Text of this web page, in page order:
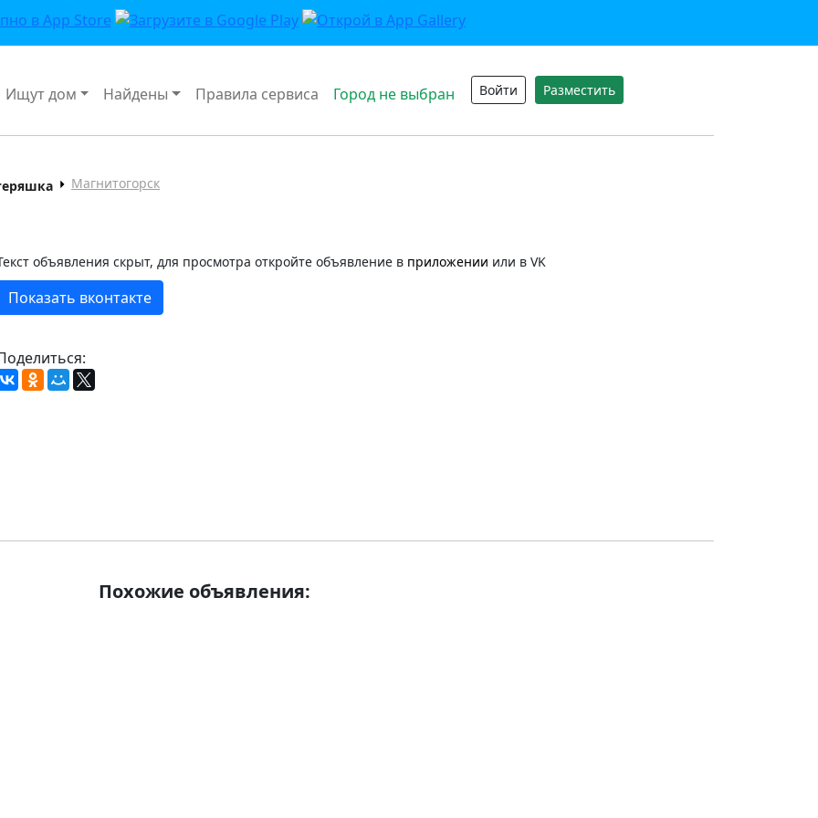
Ищут дом Найдены Правила сервиса Город не выбран Войти Разместить
Магнитогорск
объявления скрыт, для просмотра откройте объявление в приложении или в VK
Показать вконтакте
Похожие объявления: